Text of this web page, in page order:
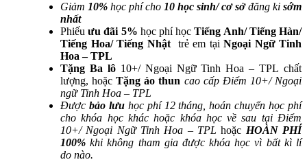
Giảm 10% học phí cho 10 học sinh/ cơ sởđăng ki sớm
nhất
Phiếuưu đãi 5% học phí họcTiếng Anh/ Tiếng Hàn/
Tiếng Hoa/ Tiếng Nhật trẻ em tại Ngoại Ngữ Tinh
Hoa – TPL
Tặng Ba lô10+/ Ngoại Ngữ Tinh Hoa – TPL chất
lượng, hoặcTặng áo thun cao cấp Điểm 10+/ Ngoại
ngữ Tinh Hoa – TPL
Được bảo lưuhọc phí 12 tháng, hoán chuyển học phí
cho khóa học khác hoặc khóa học về sau tại Điểm
10+/ Ngoại Ngữ Tinh Hoa – TPL hoặc HOÀN PHÍ
100%khi không tham gia được khóa học vì bất kì lí
do nào.